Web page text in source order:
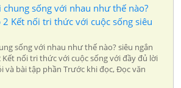
chung sống với nhau như thế nào?
2 Kết nối tri thức với cuộc sống siêu
sống với nhau như thế nào? siêu ngắn
Kết nối tri thức với cuộc sống với đầy đủ lời
và bài tập phần Trước khi đọc, Đọc văn